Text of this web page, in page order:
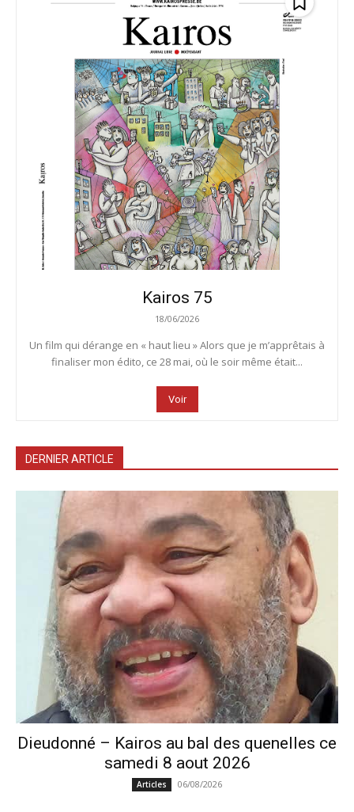
Kairos 75
18/06/2026
Un film qui dérange en « haut lieu » Alors que je m’apprêtais à
finaliser mon édito, ce 28 mai, où le soir même était...
Voir
DERNIER ARTICLE
Dieudonné – Kairos au bal des quenelles ce
samedi 8 aout 2026
Articles 06/08/2026